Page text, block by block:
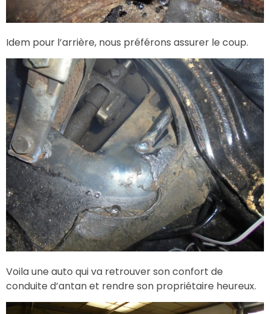
Idem pour l’arrière, nous préférons assurer le coup.
Voila une auto qui va retrouver son confort de
conduite d’antan et rendre son propriétaire heureux.